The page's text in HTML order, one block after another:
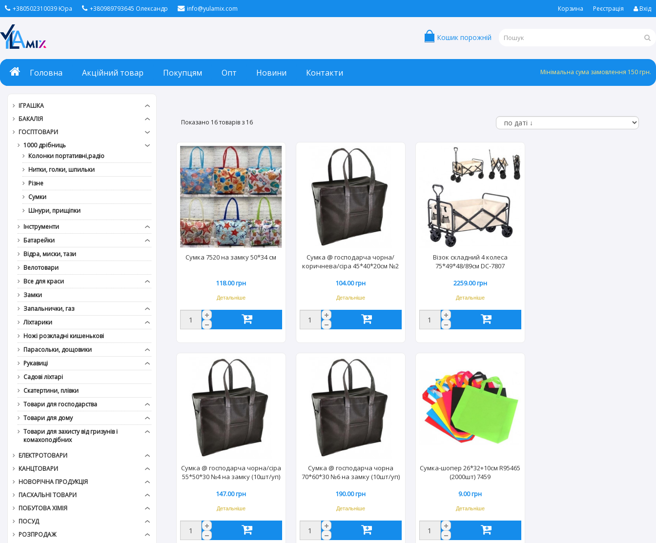
+380502310039 Юра +380989793645 Олександр info@yulamix.com Корзина Реєстрація Вхід
Кошик порожній
Головна Акційний товар Покупцям Опт Новини Контакти Мінімальна сума замовлення 150 грн.
ІГРАШКА
БАКАЛІЯ
ГОСПТОВАРИ
1000 дрібниць
Колонки портативні,радіо
Нитки, голки, шпильки
Різне
Сумки
Шнури, прищіпки
Інструменти
Батарейки
Відра, миски, тази
Велотовари
Все для краси
Замки
Запальнички, газ
Ліхтарики
Ножі розкладні кишенькові
Парасольки, дощовики
Рукавиці
Садові ліхтарі
Скатертини, плівки
Товари для господарства
Товари для дому
Товари для захисту від гризунів і
комахоподібних
ЕЛЕКТРОТОВАРИ
КАНЦТОВАРИ
НОВОРІЧНА ПРОДУКЦІЯ
ПАСХАЛЬНІ ТОВАРИ
ПОБУТОВА ХІМІЯ
ПОСУД
РОЗПРОДАЖ
Показано 16 товарів з 16
Сумка 7520 на замку 50*34 см
118.00 грн
Детальніше
Сумка @ господарча чорна/
коричнева/сіра 45*40*20см №2
104.00 грн
Детальніше
Візок складний 4 колеса
75*49*48/89см DC-7807
2259.00 грн
Детальніше
Сумка @ господарча чорна/сіра
55*50*30 №4 на замку (10шт/уп)
147.00 грн
Детальніше
Сумка @ господарча чорна
70*60*30 №6 на замку (10шт/уп)
190.00 грн
Детальніше
Сумка-шопер 26*32+10см R95465
(2000шт) 7459
9.00 грн
Детальніше